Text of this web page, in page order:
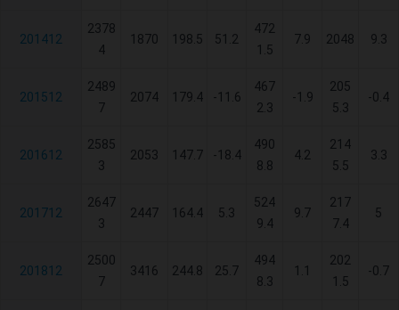
201412
2378
4
1870 198.5 51.2
472
1.5
7.9 2048 9.3
201512
2489
7
2074 179.4 -11.6
467
2.3
-1.9
205
5.3
-0.4
201612
2585
3
2053 147.7 -18.4
490
8.8
4.2
214
5.5
3.3
201712
2647
3
2447 164.4 5.3
524
9.4
9.7
217
7.4
5
201812
2500
7
3416 244.8 25.7
494
8.3
1.1
202
1.5
-0.7